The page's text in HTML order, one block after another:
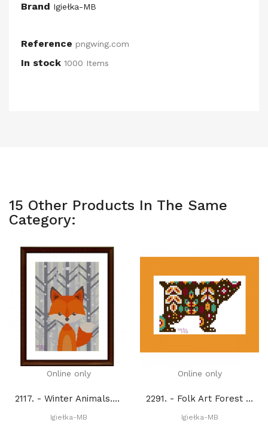
Brand Igiełka-MB
Reference pngwing.com
In stock 1000 Items
15 Other Products In The Same
Category:
Online only
2117. - Winter Animals. Fox (PDF)
Igiełka-MB
Online only
2291. - Folk Art Forest Friends. Bear (PDF)
Igiełka-MB